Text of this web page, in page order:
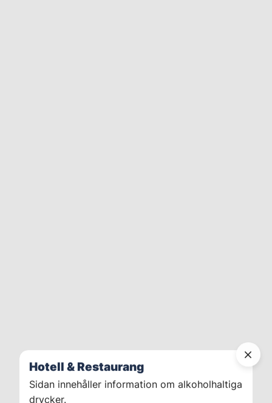
Hotell & Restaurang
Sidan innehåller information om alkoholhaltiga
drycker.